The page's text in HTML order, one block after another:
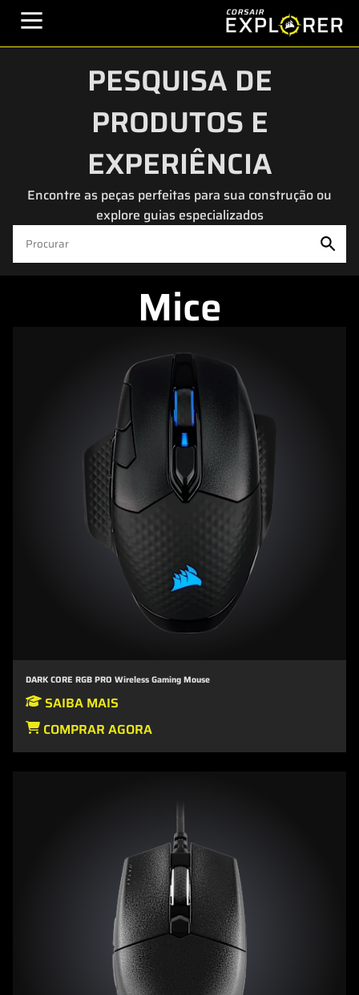
PESQUISA DE
PRODUTOS E
EXPERIÊNCIA
Encontre as peças perfeitas para sua construção ou
explore guias especializados
Mice
DARK CORE RGB PRO Wireless Gaming Mouse
SAIBA MAIS
COMPRAR AGORA